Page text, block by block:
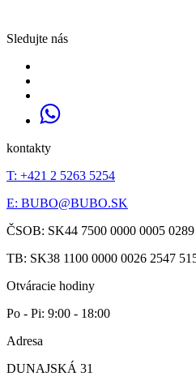
Sledujte nás
kontakty
T: +421 2 5263 5254
E: BUBO@BUBO.SK
ČSOB: SK44 7500 0000 0005
TB: SK38 1100 0000 0026 2547
Otváracie hodiny
Po - Pi: 9:00 - 18:00
Adresa
DUNAJSKÁ 31